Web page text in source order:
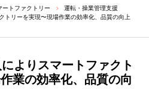
ートファクトリー
運転・操業管理支援
トリーを実現〜現場作業の効率化、品質の向上
よりスマートファクト
業の効率化、品質の向